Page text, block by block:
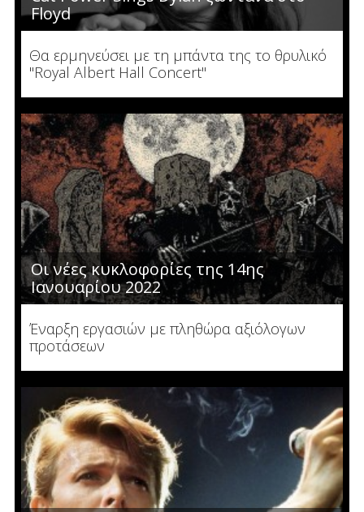
Floyd
Θα ερμηνεύσει με τη μπάντα της το θρυλικό
"Royal Albert Hall Concert"
Οι νέες κυκλοφορίες της 14ης
Ιανουαρίου 2022
Έναρξη εργασιών με πληθώρα αξιόλογων
προτάσεων